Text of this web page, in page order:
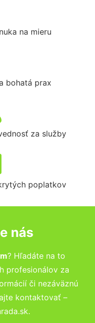
na mieru
bohatá prax
za služby
poplatkov
nás
? Hľadáte na to
profesionálov za
či nezáväznú
kontaktovať –